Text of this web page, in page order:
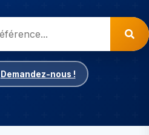
Demandez-nous !